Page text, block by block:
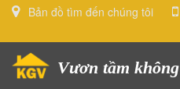
Bản đồ tìm đến chúng tôi
Vươn tầm